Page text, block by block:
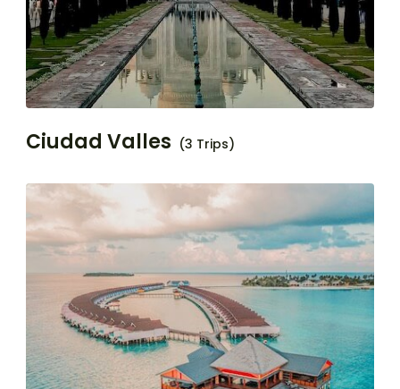
Ciudad Valles (3 Trips)